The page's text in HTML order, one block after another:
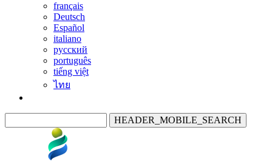
français
Deutsch
Español
italiano
русский
português
tiếng việt
ไทย
HEADER_MOBILE_SEARCH